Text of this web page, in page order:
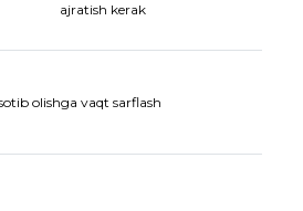
ajratish kerak
olishga vaqt sarflash